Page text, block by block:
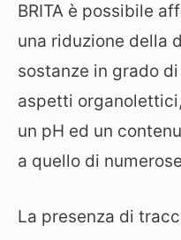
BRITA è possibile
una riduzione della
sostanze in grado
aspetti
un pH ed un
a quello di
La presenza di